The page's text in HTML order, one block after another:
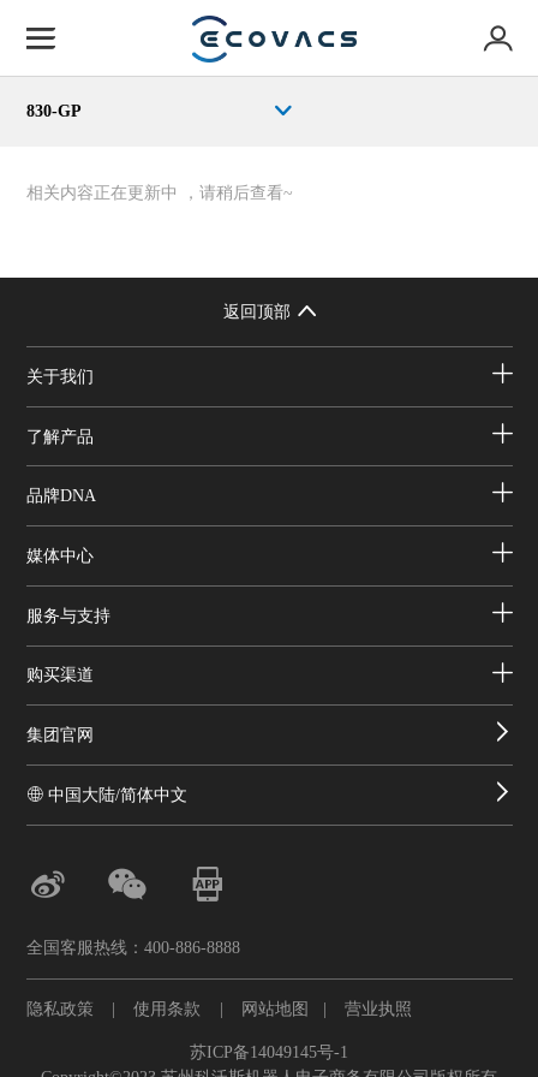
830-GP
相关内容正在更新中 ，请稍后查看~
返回顶部
关于我们
了解产品
品牌DNA
媒体中心
服务与支持
购买渠道
集团官网
中国大陆/简体中文
全国客服热线：400-886-8888
隐私政策 | 使用条款 | 网站地图 | 营业执照
苏ICP备14049145号-1